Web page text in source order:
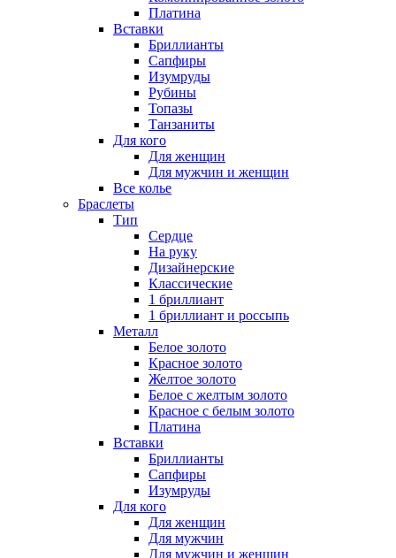
Платина
Вставки
Бриллианты
Сапфиры
Изумруды
Рубины
Топазы
Танзаниты
Для кого
Для женщин
Для мужчин и женщин
Все колье
Браслеты
Тип
Сердце
На руку
Дизайнерские
Классические
1 бриллиант
1 бриллиант и россыпь
Металл
Белое золото
Красное золото
Желтое золото
Белое с желтым золото
Красное с белым золото
Платина
Вставки
Бриллианты
Сапфиры
Изумруды
Для кого
Для женщин
Для мужчин
Для мужчин и женщин